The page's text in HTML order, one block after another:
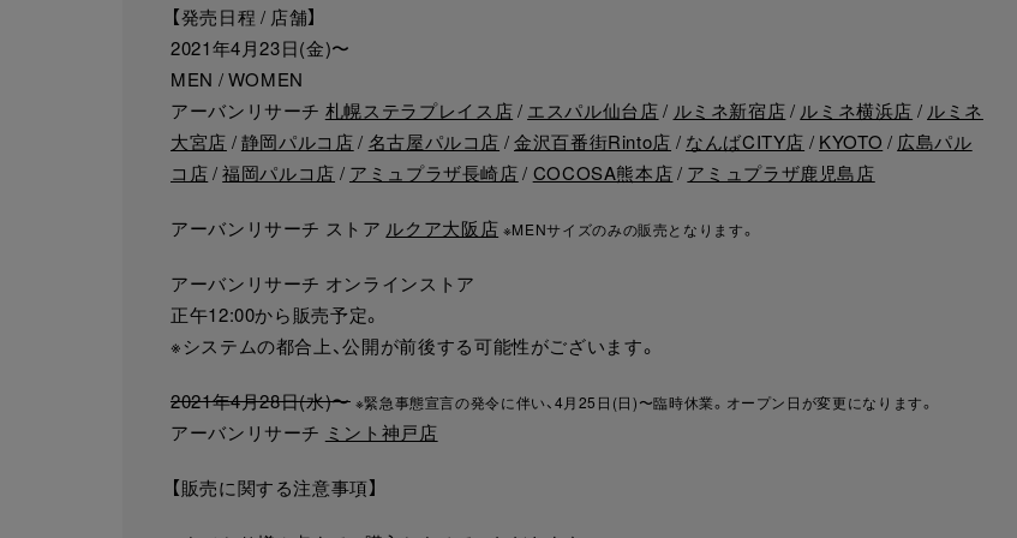
【発売日程 / 店舗】
2021年4月23日(金)〜
MEN / WOMEN
アーバンリサーチ 札幌ステラプレイス店/ エスパル仙台店/ ルミネ新宿店/ルミネ横浜店 /ルミネ
大宮店 /静岡パルコ店/ 名古屋パルコ店 /金沢百番街Rinto店 / なんばCITY店 / KYOTO / 広島パル
コ店/福岡パルコ店 / アミュプラザ長崎店/ COCOSA熊本店/ アミュプラザ鹿児島店
アーバンリサーチ ストアルクア大阪店 ※MENサイズのみの販売となります。
アーバンリサーチ オンラインストア
正午12:00から販売予定。
※システムの都合上、公開が前後する可能性がございます。
2021年4月28日(水)〜 ※緊急事態宣言の発令に伴い、4月25日(日)〜臨時休業。オープン日が変更になります。
アーバンリサーチ ミント神戸店
【販売に関する注意事項】